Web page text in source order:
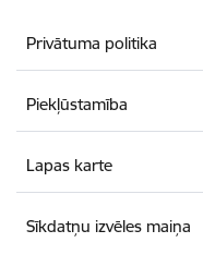
Privātuma politika
Piekļūstamība
Lapas karte
Sīkdatņu izvēles maiņa